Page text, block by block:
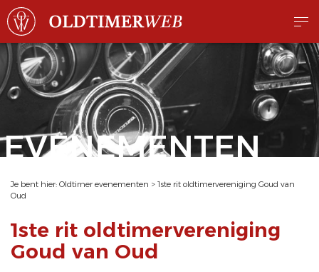
EVENEMENTEN
Je bent hier: Oldtimer evenementen > 1ste rit oldtimervereniging Goud van
Oud
1ste rit oldtimervereniging
Goud van Oud